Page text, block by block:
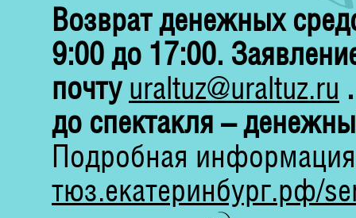
Возврат денежных
9:00 до 17:00.
почту uraltuz@uraltuz.ru
до спектакля –
Подробная
тюз.екатеринбург.рф/